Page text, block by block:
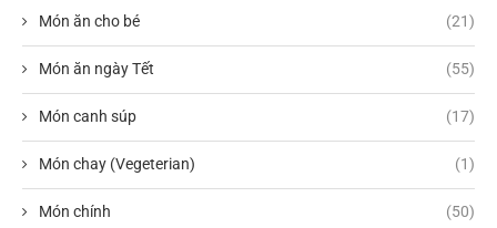
Món ăn cho bé (21)
Món ăn ngày Tết (55)
Món canh súp (17)
Món chay (Vegeterian) (1)
Món chính (50)